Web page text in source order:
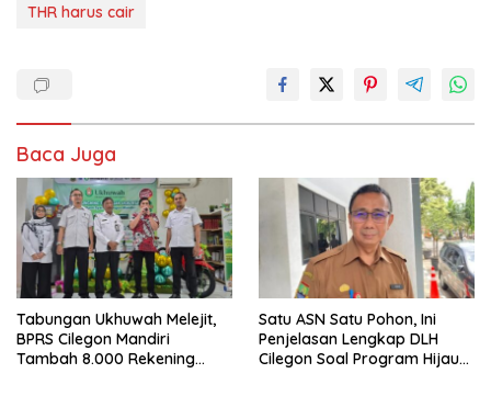
THR harus cair
Baca Juga
Tabungan Ukhuwah Melejit,
BPRS Cilegon Mandiri
Tambah 8.000 Rekening
Satu ASN Satu Pohon, Ini
Penjelasan Lengkap DLH
Cilegon Soal Program Hijau